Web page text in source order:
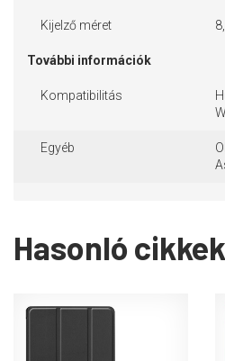
Kijelző méret
További információk
Kompatibilitás
Egyéb
Hasonló cikkek